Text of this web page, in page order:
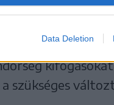
Data Deletion
szükséges